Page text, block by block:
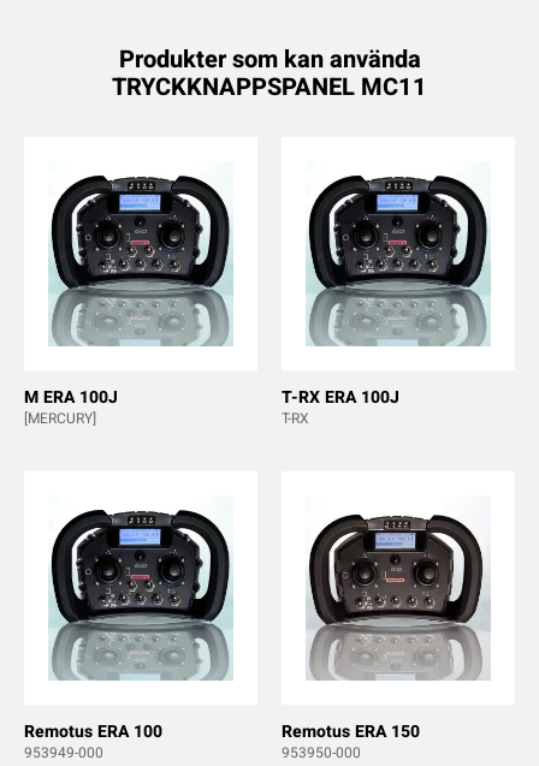
Produkter som kan använda
TRYCKKNAPPSPANEL MC11
M ERA 100J
[MERCURY]
T-RX ERA 100J
T-RX
Remotus ERA 100
953949-000
Remotus ERA 150
953950-000